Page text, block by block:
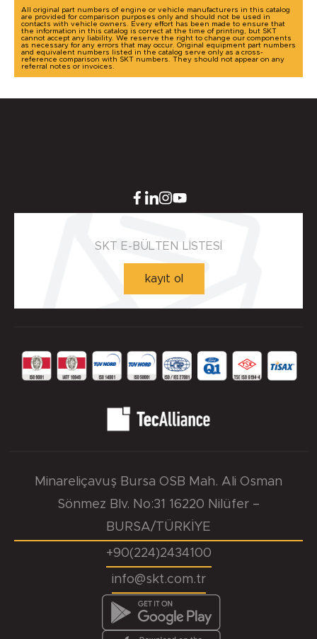
All original part numbers of engine or vehicle manufacturers in this catalog
are provided for comparison purposes only and should not be used in
contacts with vehicle owners. Every effort has been made to ensure that
the information in this catalog is correct at the time of printing, but SKT
cannot accept any liability. We reserve the right to change our components
as necessary for any errors that may occur. Original equipment part numbers
and equivalent numbers listed in the catalog serve only as a cross-
reference comparison with SKT numbers. They should not appear on any
referral notes or invoices.
SKT E-BÜLTEN LİSTESİ
kayıt ol
Minareliçavuş Bursa OSB Mah. Ali Osman
Sönmez Blv. No:31 16220 Nilüfer –
BURSA/TÜRKİYE
+90(224)2434100
info@skt.com.tr